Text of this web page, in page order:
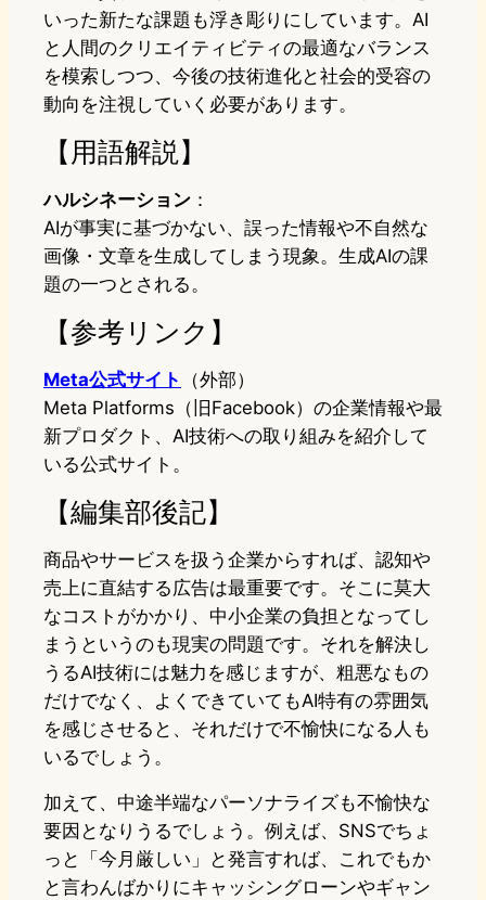
いった新たな課題も浮き彫りにしています。AI
と人間のクリエイティビティの最適なバランス
を模索しつつ、今後の技術進化と社会的受容の
動向を注視していく必要があります。
【用語解説】
ハルシネーション ：
AIが事実に基づかない、誤った情報や不自然な
画像・文章を生成してしまう現象。生成AIの課
題の一つとされる。
【参考リンク】
Meta公式サイト
（外部）
Meta Platforms（旧Facebook）の企業情報や最
新プロダクト、AI技術への取り組みを紹介して
いる公式サイト。
【編集部後記】
商品やサービスを扱う企業からすれば、認知や
売上に直結する広告は最重要です。そこに莫大
なコストがかかり、中小企業の負担となってし
まうというのも現実の問題です。それを解決し
うるAI技術には魅力を感じますが、粗悪なもの
だけでなく、よくできていてもAI特有の雰囲気
を感じさせると、それだけで不愉快になる人も
いるでしょう。
加えて、中途半端なパーソナライズも不愉快な
要因となりうるでしょう。例えば、SNSでちょ
っと「今月厳しい」と発言すれば、これでもか
と言わんばかりにキャッシングローンやギャン